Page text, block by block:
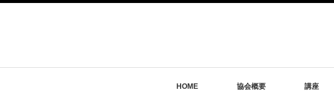
HOME 協会概要 講座